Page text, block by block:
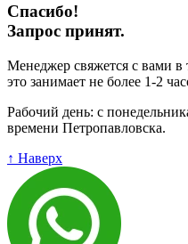
Спасибо!
Запрос принят.
Менеджер свяжется с вами в
это занимает не более 1-2
Рабочий день: с
времени Петропавловска.
↑ Наверх